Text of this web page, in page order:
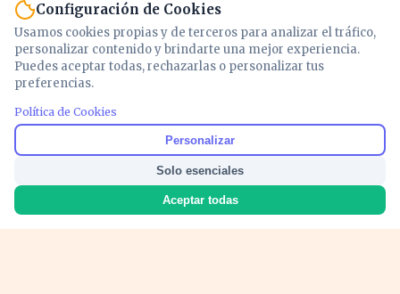
Configuración de Cookies
Usamos cookies propias y de terceros para analizar el tráfico,
personalizar contenido y brindarte una mejor experiencia.
Puedes aceptar todas, rechazarlas o personalizar tus
preferencias.
Política de Cookies
Personalizar
Solo esenciales
Aceptar todas